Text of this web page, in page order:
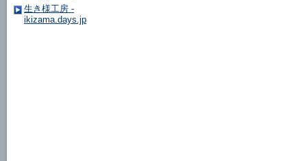
生き様工房 -
ikizama.days.jp